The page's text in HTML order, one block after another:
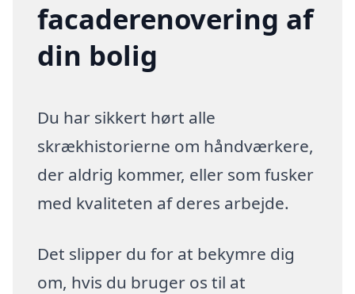
facaderenovering af
din bolig
Du har sikkert hørt alle
skrækhistorierne om håndværkere,
der aldrig kommer, eller som fusker
med kvaliteten af deres arbejde.
Det slipper du for at bekymre dig
om, hvis du bruger os til at